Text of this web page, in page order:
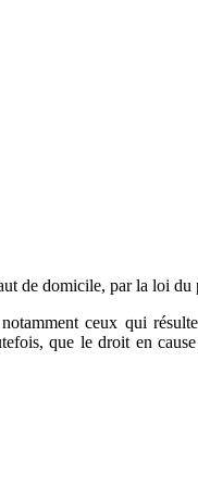
de domicile, par la loi du
ceux qui
que le droit en